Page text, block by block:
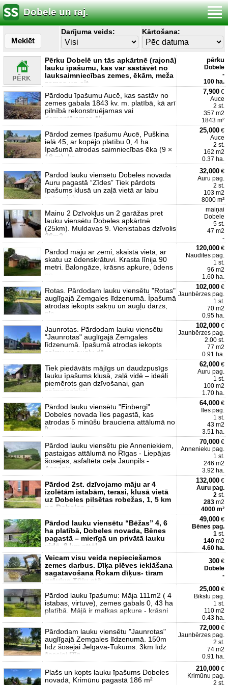
Dobele un raj.
Meklēt
Darījuma veids: Kārtošana:
Pērku Dobelē un tās apkārtnē (rajonā)
lauku īpašumu, kas var sastāvēt no
lauksaimniecības zemes, ēkām, meža
zemes un cit
pērku
Dobele
-
100 ha.
Pārdodu īpašumu Aucē, kas sastāv no
zemes gabala 1843 kv. m. platībā, kā arī
pilnībā rekonstruējamas vai
demontējamas ēk
7,900 €
Auce
2 st.
357 m2
1843 m²
Pārdod zemes īpašumu Aucē, Puškina
ielā 45, ar kopējo platību 0, 4 ha.
Īpašumā atrodas saimniecības ēka (9 ×
18 m), ka
25,000 €
Auce
2 st.
162 m2
0.37 ha.
Pārdod lauku viensētu Dobeles novada
Auru pagastā “Zīdes” Tiek pārdots
īpašums klusā un zaļā vietā ar labu
potenciālu
32,000 €
Auru pag.
2 st.
103 m2
8000 m²
Mainu 2 Dzīvokļus un 2 garāžas pret
lauku viensētu Dobeles apkārtnē
(25km). Muldavas 9. Vienistabas dzīvolis
26m2
maiņai
Dobele
5 st.
47 m2
-
Pārdod māju ar zemi, skaistā vietā, ar
skatu uz ūdenskrātuvi. Krasta līnija 90
metri. Balongāze, krāsns apkure, ūdens
no
120,000 €
Naudītes pag.
1 st.
96 m2
1.60 ha.
Rotas. Pārdodam lauku viensētu "Rotas"
auglīgajā Zemgales līdzenumā. Īpašumā
atrodas iekopts sakņu un augļu dārzs,
pļa
102,000 €
Jaunbērzes pag.
1 st.
70 m2
0.95 ha.
Jaunrotas. Pārdodam lauku viensētu
"Jaunrotas" auglīgajā Zemgales
līdzenumā. Īpašumā atrodas iekopts
sakņu un augļu dā
102,000 €
Jaunbērzes pag.
2.00 st.
77 m2
0.91 ha.
Tiek piedāvāts mājīgs un daudzpusīgs
lauku īpašums klusā, zaļā vidē – ideāli
piemērots gan dzīvošanai, gan
saimnieciskai
62,000 €
Auru pag.
1 st.
100 m2
1.70 ha.
Pārdod lauku viensētu "Einbergi"
Dobeles novada Īles pagastā, kas
atrodas 5 minūšu brauciena attālumā no
Īles centra un
64,000 €
Īles pag.
1 st.
43 m2
3.51 ha.
Pārdod lauku viensētu pie Anneniekiem,
pastaigas attālumā no Rīgas - Liepājas
šosejas, asfaltēta ceļa Jaunpils -
Annenie
70,000 €
Annenieku pag.
1 st.
246 m2
3.92 ha.
Pārdod 2st. dzīvojamo māju ar 4
izolētām istabām, terasi, klusā vietā
uz Dobeles pilsētas robežas, 1, 5 km
no Dobeles ce
132,000 €
Auru pag.
2 st.
283 m2
4000 m²
Pārdod lauku viensētu “Bēžas” 4, 6
ha platībā, Dobeles novada, Bēnes
pagastā – mierīgā un privātā lauku
vidē, 8 km attāl
49,000 €
Bēnes pag.
1 st.
140 m2
4.60 ha.
Veicam visu veida nepieciešamos
zemes darbus. Dīķa plēves ieklāšana
sagatavošana Rokam dīķus- tīram
grāvjus Tūju stā
300 €
Dobele
-
Pārdod lauku īpašumu: Māja 111m2 ( 4
istabas, virtuve), zemes gabals 0, 43 ha
platībā. Mājā ir malkas apkure - krāsni
25,000 €
Bikstu pag.
1 st.
110 m2
0.43 ha.
Pārdodam lauku viensētu "Jaunrotas"
auglīgajā Zemgales līdzenumā. 150m
līdz šosejai Jelgava-Tukums. 3km līdz
šosejai Rīg
72,000 €
Jaunbērzes pag.
2 st.
74 m2
0.91 ha.
Plašs un kopts lauku īpašums Dobeles
novadā, Krimūnu pagastā 186 m²
210,000 €
Krimūnu pag.
2 st.